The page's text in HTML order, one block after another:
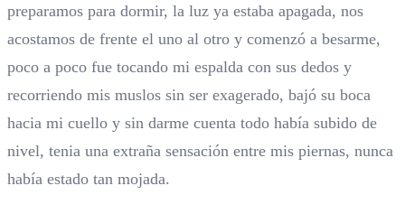
preparamos para dormir, la luz ya estaba apagada, nos
acostamos de frente el uno al otro y comenzó a besarme,
poco a poco fue tocando mi espalda con sus dedos y
recorriendo mis muslos sin ser exagerado, bajó su boca
hacia mi cuello y sin darme cuenta todo había subido de
nivel, tenia una extraña sensación entre mis piernas, nunca
había estado tan mojada.